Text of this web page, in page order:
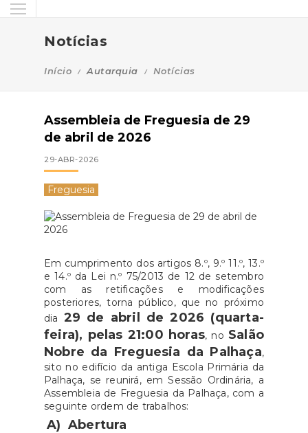
Notícias
Início Autarquia Notícias
Assembleia de Freguesia de 29
de abril de 2026
29-ABR-2026
Freguesia
Em cumprimento dos artigos 8.º, 9.º 11.º, 13.º
e 14.º da Lei n.º 75/2013 de 12 de setembro
com as retificações e modificações
posteriores, torna público, que no próximo
dia 29 de abril de 2026 (quarta-
feira), pelas 21:00 horas, no Salão
Nobre da Freguesia da Palhaça,
sito no edifício da antiga Escola Primária da
Palhaça, se reunirá, em Sessão Ordinária, a
Assembleia de Freguesia da Palhaça, com a
seguinte ordem de trabalhos:
A)Abertura